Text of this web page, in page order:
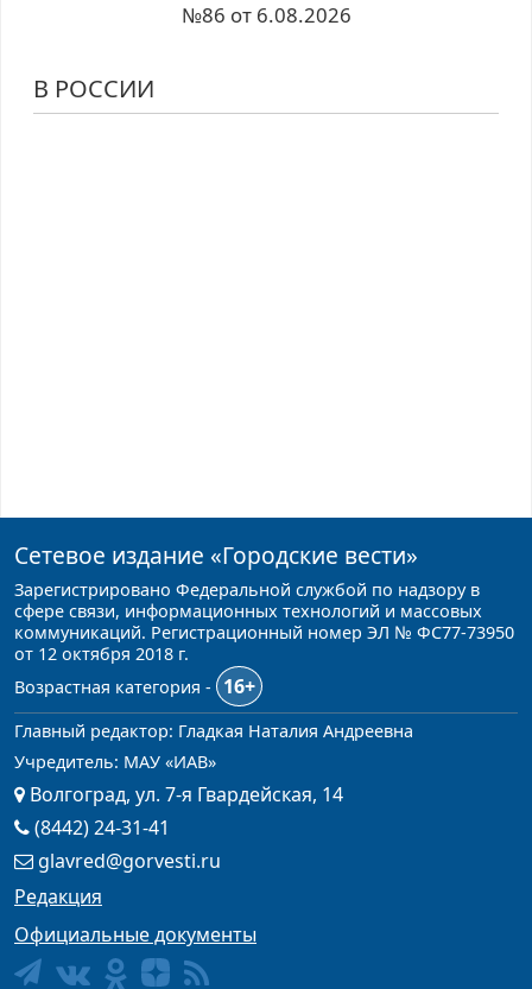
№86 от 6.08.2026
В РОССИИ
Сетевое издание «Городские вести»
Зарегистрировано Федеральной службой по надзору в
сфере связи, информационных технологий и массовых
коммуникаций. Регистрационный номер ЭЛ № ФС77-73950
от 12 октября 2018 г.
Возрастная категория -
16+
Главный редактор: Гладкая Наталия Андреевна
Учредитель: МАУ «ИАВ»
Волгоград, ул. 7-я Гвардейская, 14
(8442) 24-31-41
glavred@gorvesti.ru
Редакция
Официальные документы